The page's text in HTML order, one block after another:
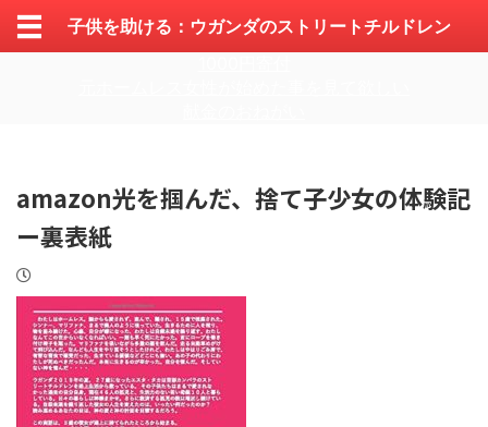
子供を助ける：ウガンダのストリートチルドレン
amazon光を掴んだ、捨て子少女の体験記
ー裏表紙